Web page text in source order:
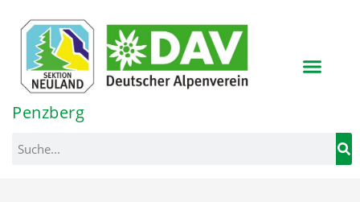
springen
Penzberg